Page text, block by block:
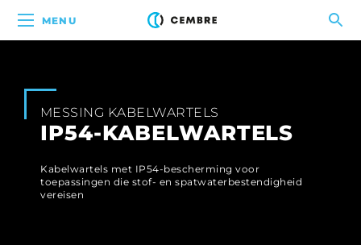
MENU
MESSING KABELWARTELS
IP54-KABELWARTELS
Kabelwartels met IP54-bescherming voor
toepassingen die stof- en spatwaterbestendigheid
vereisen